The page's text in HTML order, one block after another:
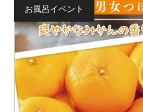
お風呂イベント